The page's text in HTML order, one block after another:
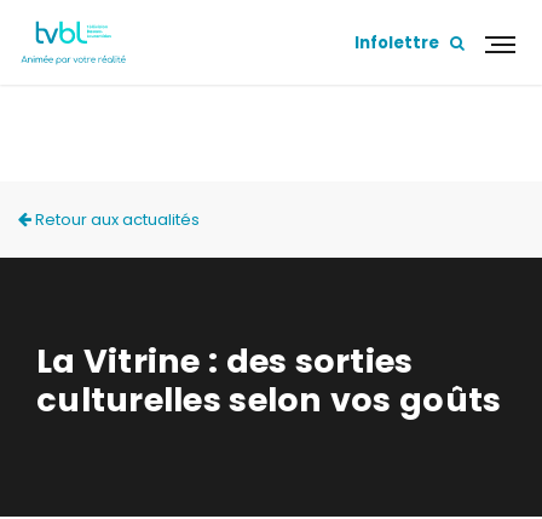
Infolettre
Retour aux actualités
La Vitrine : des sorties
culturelles selon vos goûts